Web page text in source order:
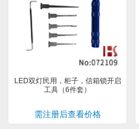
LED双灯民用，柜子，信箱锁开启
工具（6件套）
需注册后查看价格